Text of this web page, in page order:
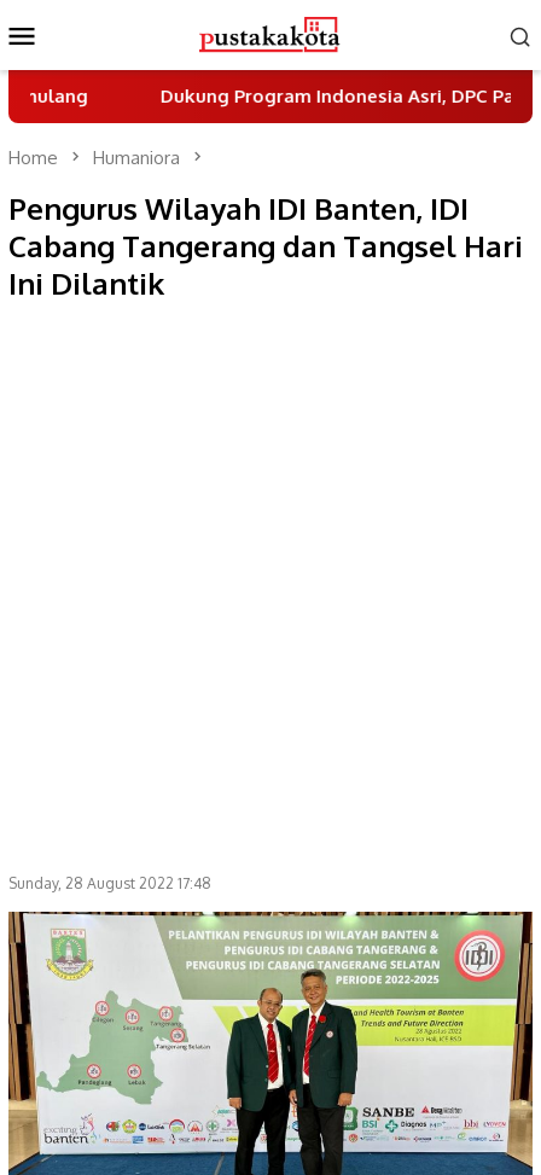
to
contentMenu
Dukung Program Indonesia Asri, DPC Partai
Home Humaniora
Pengurus Wilayah IDI Banten, IDI
Cabang Tangerang dan Tangsel Hari
Ini Dilantik
Sunday, 28 August 2022 17:48